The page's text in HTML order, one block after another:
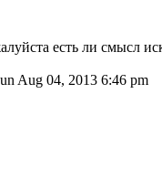
есть ли смысл
Aug 04, 2013 6:46 pm